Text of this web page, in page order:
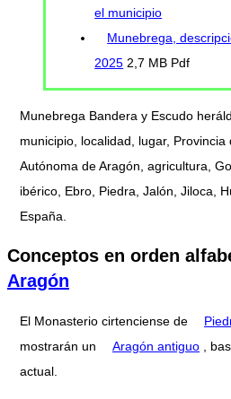
el municipio
Munebrega,
2025 2,7 MB Pdf
Munebrega Bandera y Escudo
municipio, localidad, lugar,
Autónoma de Aragón, agricultura,
ibérico, Ebro, Piedra, Jalón, Jiloca,
España.
Conceptos en orden
Aragón
El Monasterio cirtenciense de
mostrarán un
Aragón antiguo ,
actual.